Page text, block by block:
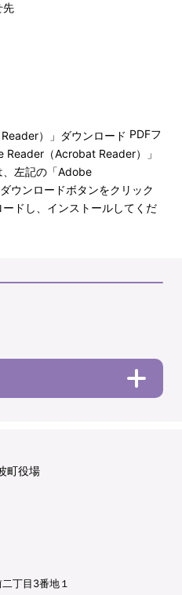
先
PDFフ
Reader（Acrobat Reader）」
、左記の「Adobe
ウンロードボタンをクリック
ドし、インストールしてくだ
丁目3番地１